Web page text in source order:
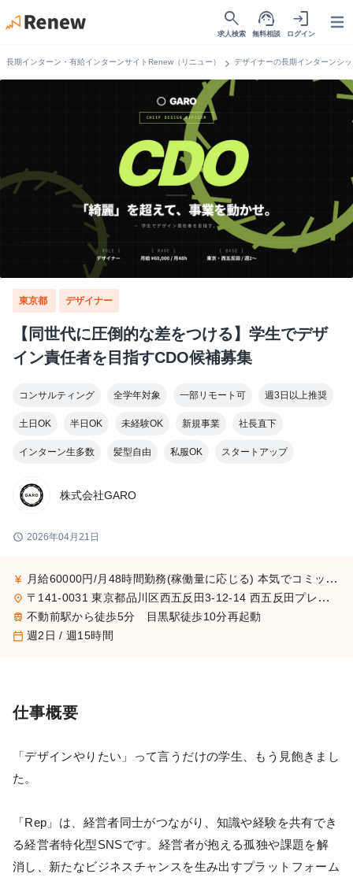
search
求人検索
support_agent
無料相談
login
ログイン
長期インターン・有給インターンサイトRenew（リニュー） chevron_right デザイナーの長期インターンシ
東京都 デザイナー
【同世代に圧倒的な差をつける】学生でデザ
イン責任者を目指すCDO候補募集
コンサルティング 全学年対象 一部リモート可 週3日以上推奨
土日OK 半日OK 未経験OK 新規事業 社長直下
インターン生多数 髪型自由 私服OK スタートアップ
株式会社GARO
schedule 2026年04月21日
currency_yen 月給60000円/月48時間勤務(稼働量に応じる) 本気でコミットすれば、学生でも圧倒的な実績と報酬を得られる環境です。
place 〒141-0031 東京都品川区西五反田3-12-14 西五反田プレイス8階
train 不動前駅から徒歩5分 目黒駅徒歩10分再起動
calendar_today 週2日 / 週15時間
仕事概要
「デザインやりたい」って言うだけの学生、もう見飽きまし
た。
「Rep」は、経営者同士がつながり、知識や経験を共有でき
る経営者特化型SNSです。経営者が抱える孤独や課題を解
消し、新たなビジネスチャンスを生み出すプラットフォーム